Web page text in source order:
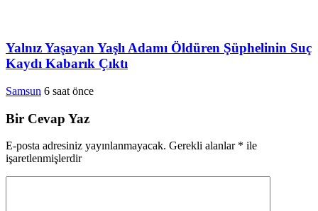
Yalnız Yaşayan Yaşlı Adamı Öldüren Şüphelinin Suç
Kaydı Kabarık Çıktı
Samsun 6 saat önce
Bir Cevap Yaz
E-posta adresiniz yayınlanmayacak. Gerekli alanlar * ile
işaretlenmişlerdir